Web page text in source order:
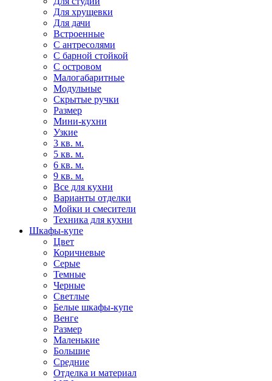
Для хрущевки
Для дачи
Встроенные
С антресолями
С барной стойкой
С островом
Малогабаритные
Модульные
Скрытые ручки
Размер
Мини-кухни
Узкие
3 кв. м.
5 кв. м.
6 кв. м.
9 кв. м.
Все для кухни
Варианты отделки
Мойки и смесители
Техника для кухни
Шкафы-купе
Цвет
Коричневые
Серые
Темные
Черные
Светлые
Белые шкафы-купе
Венге
Размер
Маленькие
Большие
Средние
Отделка и материал